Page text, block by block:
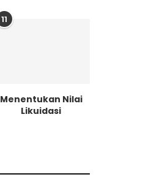
11
Menentukan Nilai
Likuidasi